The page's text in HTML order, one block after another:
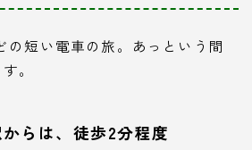
の短い電車の旅。あっという間
。
らは、徒歩2分程度